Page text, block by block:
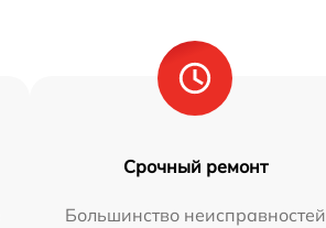
Срочный ремонт
Большинство неисправностей